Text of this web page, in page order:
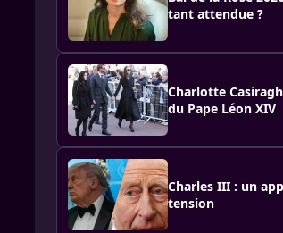
tant attendue ?
Charlotte
du Pape Léon XIV
Charles III : un
tension